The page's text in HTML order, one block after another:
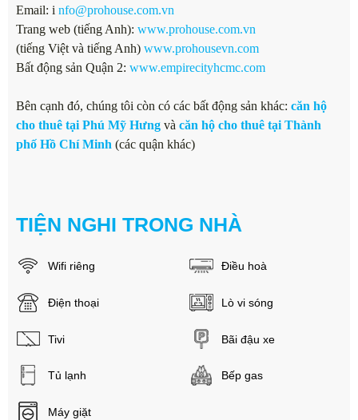
Email: i nfo@prohouse.com.vn
Trang web (tiếng Anh): www.prohouse.com.vn
(tiếng Việt và tiếng Anh) www.prohousevn.com
Bất động sản Quận 2: www.empirecityhcmc.com
Bên cạnh đó, chúng tôi còn có các bất động sản khác: căn hộ
cho thuê tại Phú Mỹ Hưng và căn hộ cho thuê tại Thành
phố Hồ Chí Minh (các quận khác)
TIỆN NGHI TRONG NHÀ
Wifi riêng Điều hoà
Điện thoại Lò vi sóng
Tivi Bãi đậu xe
Tủ lạnh Bếp gas
Máy giặt